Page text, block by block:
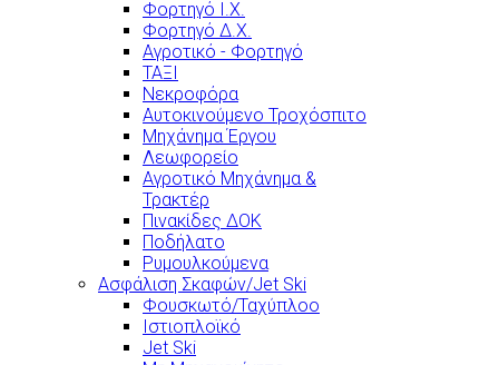
Φορτηγό Ι.Χ.
Φορτηγό Δ.Χ.
Αγροτικό - Φορτηγό
ΤΑΞΙ
Νεκροφόρα
Αυτοκινούμενο Τροχόσπιτο
Μηχάνημα Έργου
Λεωφορείο
Αγροτικό Μηχάνημα &
Τρακτέρ
Πινακίδες ΔΟΚ
Ποδήλατο
Ρυμουλκούμενα
Ασφάλιση Σκαφών/Jet Ski
Φουσκωτό/Ταχύπλοο
Ιστιοπλοϊκό
Jet Ski